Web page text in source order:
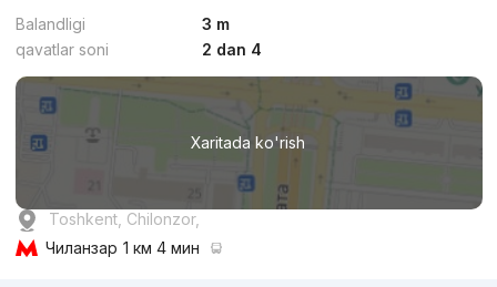
Balandligi
3 m
qavatlar soni
2 dan 4
Xaritada ko'rish
Toshkent, Chilonzor,
Чиланзар 1 км 4 мин